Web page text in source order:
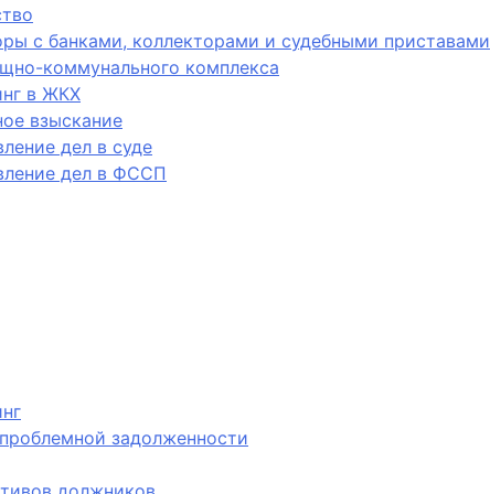
с банками, коллекторами и судебными приставами
коммунального комплекса
в ЖКХ
взыскание
дел в суде
дел в ФССП
задолженности